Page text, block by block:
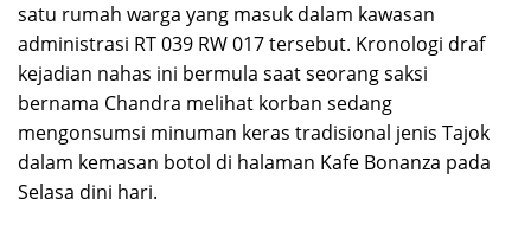
satu rumah warga yang masuk dalam kawasan
administrasi RT 039 RW 017 tersebut. Kronologi draf
kejadian nahas ini bermula saat seorang saksi
bernama Chandra melihat korban sedang
mengonsumsi minuman keras tradisional jenis Tajok
dalam kemasan botol di halaman Kafe Bonanza pada
Selasa dini hari.